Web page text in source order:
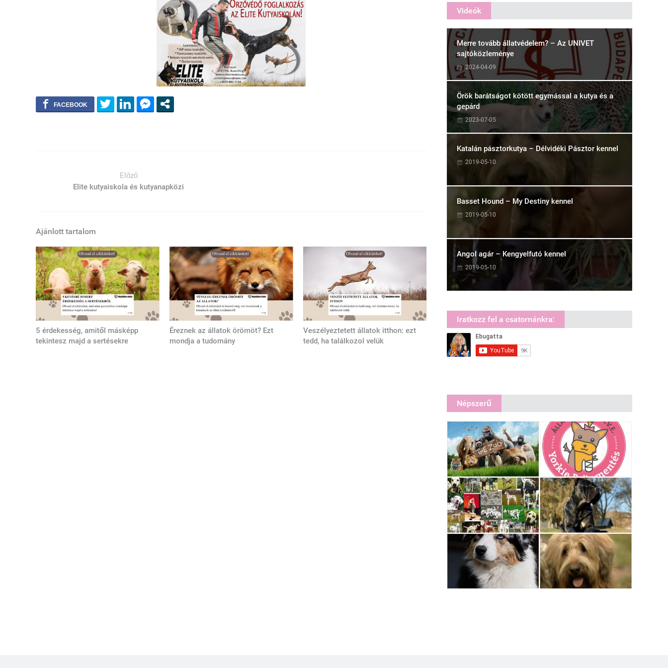
Előző
Elite kutyaiskola és kutyanapközi
Ajánlott tartalom
5 érdekesség, amitől másképp
tekintesz majd a sertésekre
Éreznek az állatok örömöt? Ezt
mondja a tudomány
Veszélyeztetett állatok itthon: ezt
tedd, ha találkozol velük
Videók
Merre tovább állatvédelem? – Az UNIVET
sajtóközleménye
2024-04-09
Örök barátságot kötött egymással a kutya és a
gepárd
2023-07-05
Katalán pásztorkutya – Délvidéki Pásztor kennel
2019-05-10
Basset Hound – My Destiny kennel
2019-05-10
Angol agár – Kengyelfutó kennel
2019-05-10
Iratkozz fel a csatornánkra:
Népszerű